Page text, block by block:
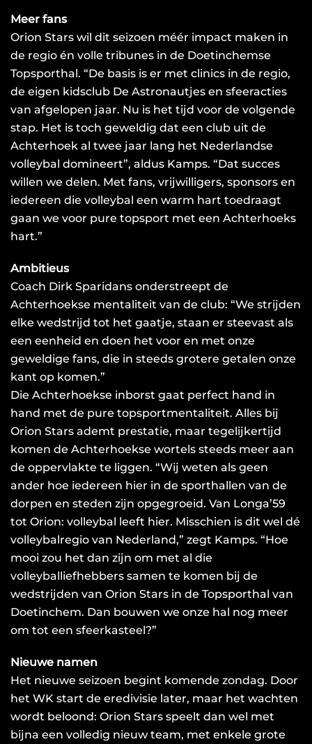
Meer fans
Orion Stars wil dit seizoen méér impact maken in
de regio én volle tribunes in de Doetinchemse
Topsporthal. “De basis is er met clinics in de regio,
de eigen kidsclub De Astronautjes en sfeeracties
van afgelopen jaar. Nu is het tijd voor de volgende
stap. Het is toch geweldig dat een club uit de
Achterhoek al twee jaar lang het Nederlandse
volleybal domineert”, aldus Kamps. “Dat succes
willen we delen. Met fans, vrijwilligers, sponsors en
iedereen die volleybal een warm hart toedraagt
gaan we voor pure topsport met een Achterhoeks
hart.”
Ambitieus
Coach Dirk Sparidans onderstreept de
Achterhoekse mentaliteit van de club: “We strijden
elke wedstrijd tot het gaatje, staan er steevast als
een eenheid en doen het voor en met onze
geweldige fans, die in steeds grotere getalen onze
kant op komen.”
Die Achterhoekse inborst gaat perfect hand in
hand met de pure topsportmentaliteit. Alles bij
Orion Stars ademt prestatie, maar tegelijkertijd
komen de Achterhoekse wortels steeds meer aan
de oppervlakte te liggen. “Wij weten als geen
ander hoe iedereen hier in de sporthallen van de
dorpen en steden zijn opgegroeid. Van Longa’59
tot Orion: volleybal leeft hier. Misschien is dit wel dé
volleybalregio van Nederland,” zegt Kamps. “Hoe
mooi zou het dan zijn om met al die
volleyballiefhebbers samen te komen bij de
wedstrijden van Orion Stars in de Topsporthal van
Doetinchem. Dan bouwen we onze hal nog meer
om tot een sfeerkasteel?”
Nieuwe namen
Het nieuwe seizoen begint komende zondag. Door
het WK start de eredivisie later, maar het wachten
wordt beloond: Orion Stars speelt dan wel met
bijna een volledig nieuw team, met enkele grote